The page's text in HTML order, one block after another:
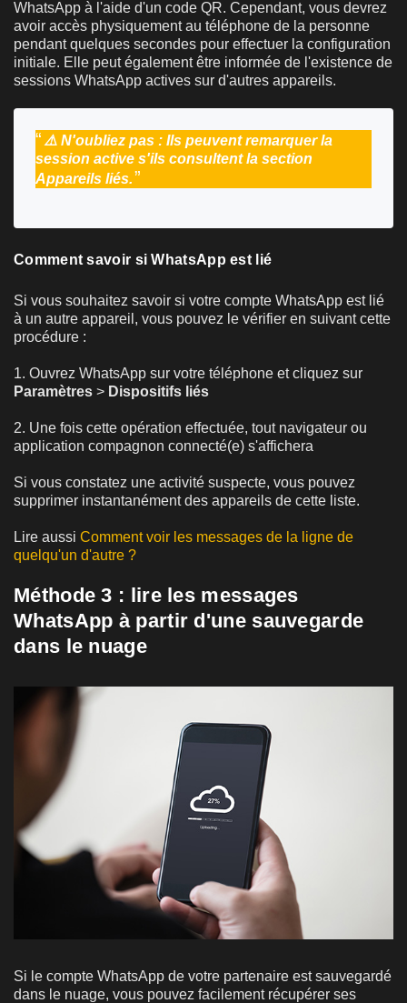
WhatsApp à l'aide d'un code QR. Cependant, vous devrez
avoir accès physiquement au téléphone de la personne
pendant quelques secondes pour effectuer la configuration
initiale. Elle peut également être informée de l'existence de
sessions WhatsApp actives sur d'autres appareils.
⚠️ N'oubliez pas : Ils peuvent remarquer la
session active s'ils consultent la section
Appareils liés.
Comment savoir si WhatsApp est lié
Si vous souhaitez savoir si votre compte WhatsApp est lié
à un autre appareil, vous pouvez le vérifier en suivant cette
procédure :
1. Ouvrez WhatsApp sur votre téléphone et cliquez sur
Paramètres > Dispositifs liés
2. Une fois cette opération effectuée, tout navigateur ou
application compagnon connecté(e) s'affichera
Si vous constatez une activité suspecte, vous pouvez
supprimer instantanément des appareils de cette liste.
Lire aussi Comment voir les messages de la ligne de
quelqu'un d'autre ?
Méthode 3 : lire les messages
WhatsApp à partir d'une sauvegarde
dans le nuage
Si le compte WhatsApp de votre partenaire est sauvegardé
dans le nuage, vous pouvez facilement récupérer ses